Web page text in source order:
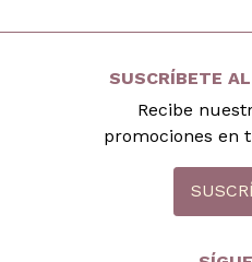
SUSCRÍBETE
Recibe
promociones en